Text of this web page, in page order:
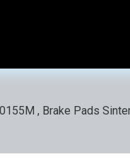
, Brake Pads